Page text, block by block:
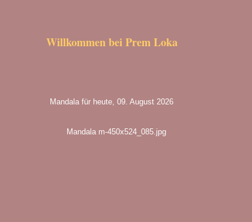
Willkommen bei Prem Loka
Mandala für heute, 09. August 2026